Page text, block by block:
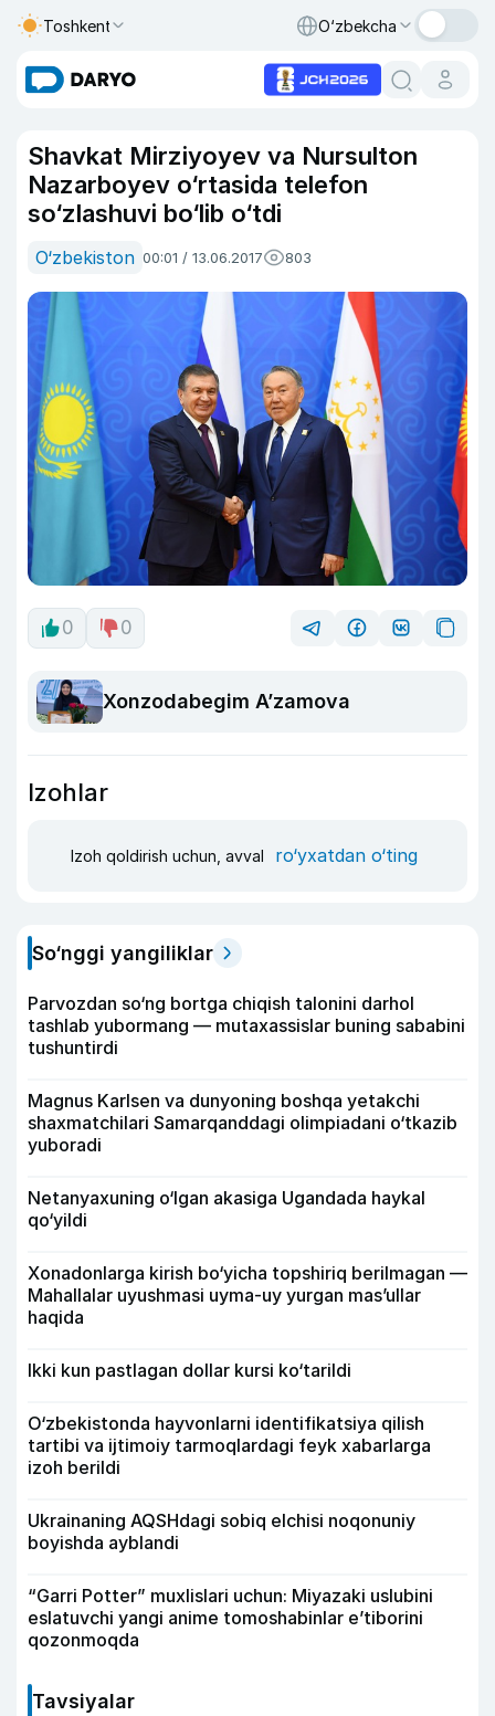
Toshkent O‘zbekcha
Shavkat Mirziyoyev va Nursulton
Nazarboyev o‘rtasida telefon
so‘zlashuvi bo‘lib o‘tdi
O‘zbekiston 00:01 / 13.06.2017 803
0 0
Xonzodabegim A’zamova
Izohlar
Izoh qoldirish uchun, avval ro‘yxatdan o‘ting
So‘nggi yangiliklar
Parvozdan so‘ng bortga chiqish talonini darhol
tashlab yubormang — mutaxassislar buning sababini
tushuntirdi
Magnus Karlsen va dunyoning boshqa yetakchi
shaxmatchilari Samarqanddagi olimpiadani o‘tkazib
yuboradi
Netanyaxuning o‘lgan akasiga Ugandada haykal
qo‘yildi
Xonadonlarga kirish bo‘yicha topshiriq berilmagan —
Mahallalar uyushmasi uyma-uy yurgan mas’ullar
haqida
Ikki kun pastlagan dollar kursi ko‘tarildi
O‘zbekistonda hayvonlarni identifikatsiya qilish
tartibi va ijtimoiy tarmoqlardagi feyk xabarlarga
izoh berildi
Ukrainaning AQSHdagi sobiq elchisi noqonuniy
boyishda ayblandi
“Garri Potter” muxlislari uchun: Miyazaki uslubini
eslatuvchi yangi anime tomoshabinlar e’tiborini
qozonmoqda
Tavsiyalar